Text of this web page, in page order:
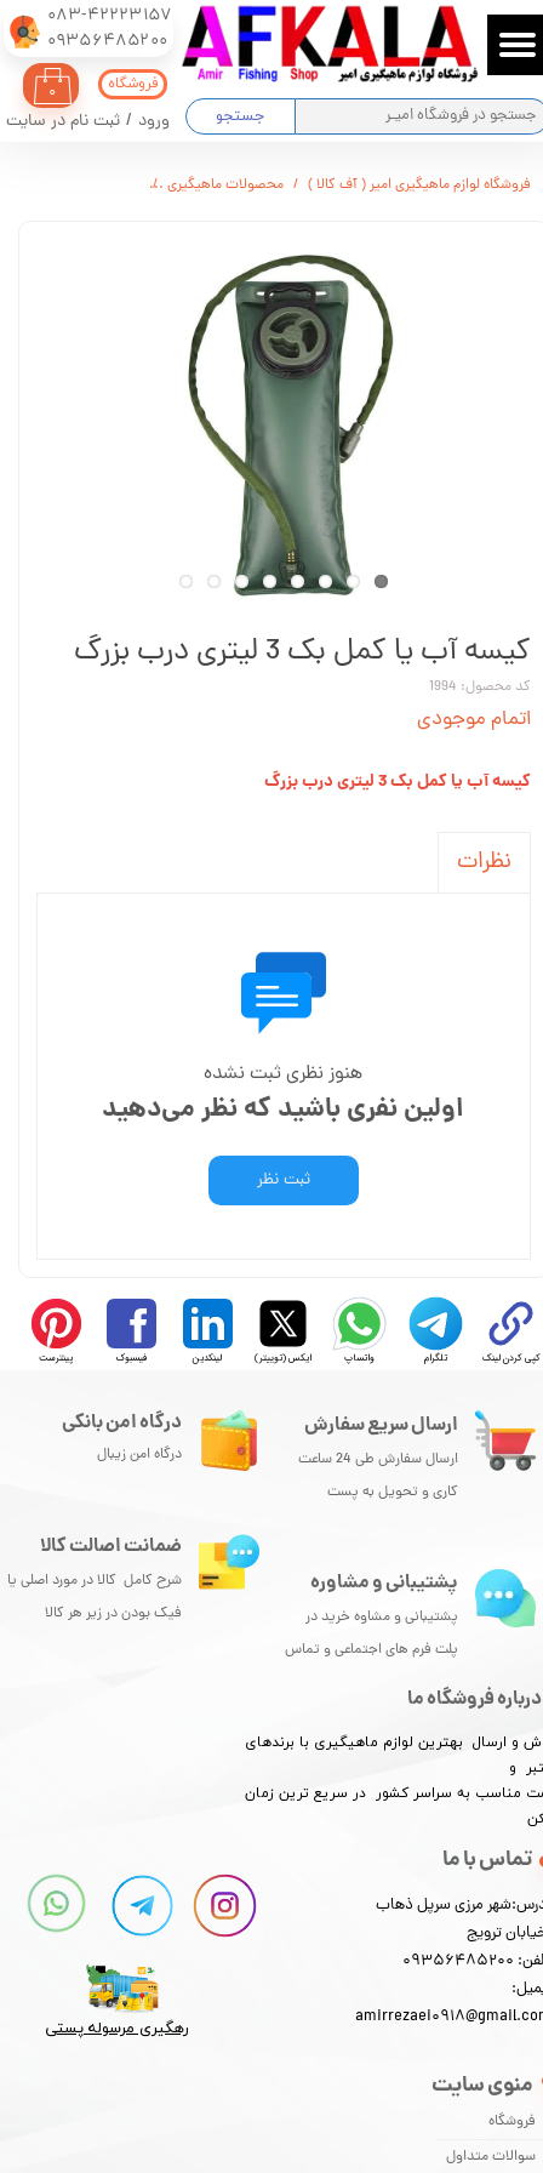
083-42223157
​​​​​​​09356485200
جستجو
۰
ورود / ثبت نام در سایت
حساب کاربری من
تغییر گذر واژه
فروشگاه
فروشگاه لوازم ماهیگیری امیر ( آف کالا ) محصولات ماهیگیری
کیسه آب یا کمل بک 3 لیتری درب بزرگ
کد محصول: 1994
اتمام موجودی
کیسه آب یا کمل بک 3 لیتری درب بزرگ
نظرات
هنوز نظری ثبت نشده
اولین نفری باشید که نظر می‌دهید
ثبت نظر
کپی کردن لینک تلگرام واتساپ ایکس (توییتر) لینکدین فیسبوک پینترست
ارسال سریع سفارش
ارسال سفارش طی 24 ساعت
کاری و تحویل به پست
درباره فروشگاه ما
و ارسال بهترین لوازم ماهیگیری با برندهای
و
مناسب به سراسر کشور در سریع ترین زمان
منوی سایت
فروشگاه
سوالات متداول
تماس با ما
مرزی سرپل ذهاب
ترویج
درگاه امن بانکی
درگاه امن زیبال
پشتیبانی و مشاوره
پشتیبانی و مشاوه خرید در
پلت فرم های اجتماعی و تماس
ضمانت اصالت کالا
شرح کامل کالا در مورد اصلی یا
فیک بودن در زیر هر کالا
رهگیری مرسوله پستی​​​​​​​